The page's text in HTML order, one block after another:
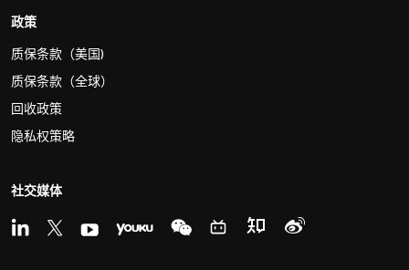
政策
质保条款（美国)
质保条款（全球）
回收政策
隐私权策略
社交媒体